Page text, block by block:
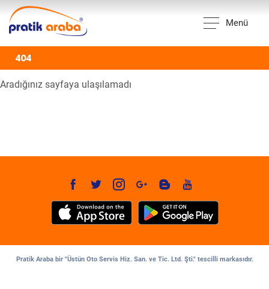
Menü
404
Aradığınız sayfaya ulaşılamadı
Pratik Araba bir "Üstün Oto Servis Hiz. San. ve Tic. Ltd. Şti." tescilli markasıdır.